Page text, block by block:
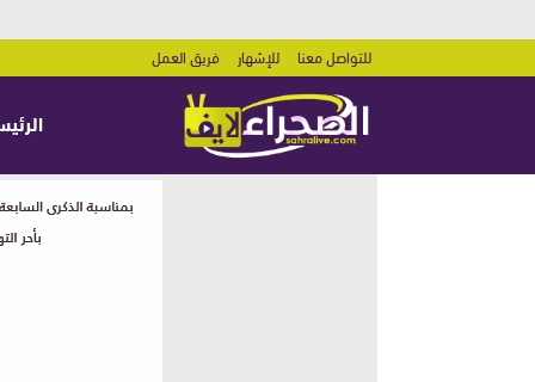
للتواصل معنا للإشهار فريق العمل